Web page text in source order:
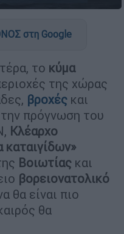
στη Google
το κύμα
της χώρας
βροχές και
πρόγνωση του
Κλέαρχο
καταιγίδων»
Βοιωτίας και
βορειονατολικό
θα είναι πιο
θα